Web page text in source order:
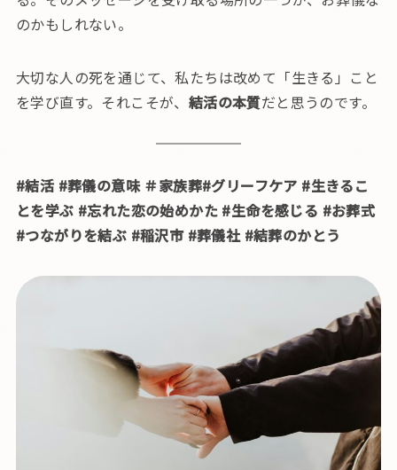
のかもしれない。
大切な人の死を通じて、私たちは改めて「生きる」こと
を学び直す。それこそが、 結活の本質だと思うのです。
#結活 #葬儀の意味 ＃家族葬#グリーフケア #生きるこ
とを学ぶ #忘れた恋の始めかた #生命を感じる #お葬式
#つながりを結ぶ #稲沢市 #葬儀社 #結葬のかとう